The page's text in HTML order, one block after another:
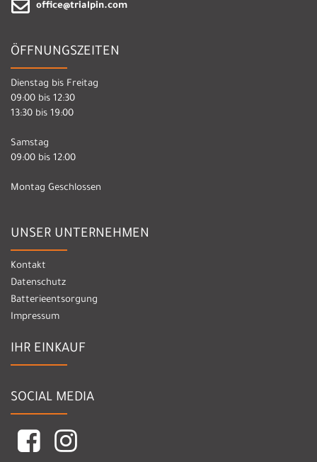
office@trialpin.com
ÖFFNUNGSZEITEN
Dienstag bis Freitag
09:00 bis 12:30
13:30 bis 19:00
Samstag
09:00 bis 12:00
Montag Geschlossen
UNSER UNTERNEHMEN
Kontakt
Datenschutz
Batterieentsorgung
Impressum
IHR EINKAUF
SOCIAL MEDIA